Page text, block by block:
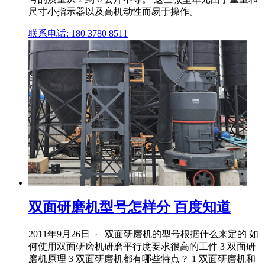
尺寸小指示器以及高机动性而易于操作。
联系电话: 180 3780 8511
双面研磨机型号怎样分 百度知道
2011年9月26日 · 双面研磨机的型号根据什么来定的 如
何使用双面研磨机研磨平行度要求很高的工件 3 双面研
磨机原理 3 双面研磨机都有哪些特点？ 1 双面研磨机和